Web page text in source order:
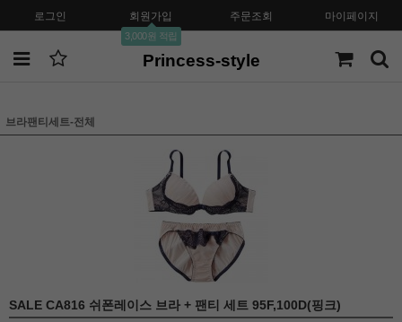
로그인 회원가입
3,000원 적립
주문조회 마이페이지
Princess-style
브라팬티세트-전체
SALE CA816 쉬폰레이스 브라 + 팬티 세트 95F,100D(핑크)